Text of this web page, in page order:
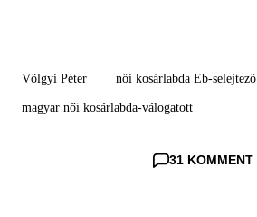
Völgyi Péter női kosárlabda Eb-selejtező
magyar női kosárlabda-válogatott
31 KOMMENT